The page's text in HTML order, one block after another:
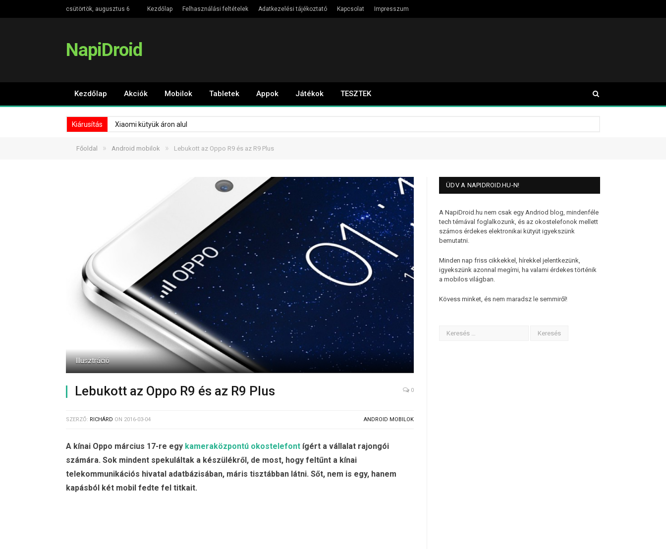
csütörtök, augusztus 6 Kezdőlap Felhasználási feltételek Adatkezelési tájékoztató Kapcsolat Impresszum
NapiDroid
Kezdőlap Akciók Mobilok Tabletek Appok Játékok TESZTEK
Kiárusítás Xiaomi kütyük áron alul
Főoldal » Android mobilok » Lebukott az Oppo R9 és az R9 Plus
Illusztráció
Lebukott az Oppo R9 és az R9 Plus 0
SZERZŐ: RICHÁRD ON 2016-03-04 ANDROID MOBILOK
A kínai Oppo március 17-re egy kameraközpontú okostelefont ígért a vállalat rajongói
számára. Sok mindent spekuláltak a készülékről, de most, hogy feltűnt a kínai
telekommunikációs hivatal adatbázisában, máris tisztábban látni. Sőt, nem is egy, hanem
kapásból két mobil fedte fel titkait.
ÜDV A NAPIDROID.HU-N!
A NapiDroid.hu nem csak egy Andriod blog, mindenféle
tech témával foglalkozunk, és az okostelefonok mellett
számos érdekes elektronikai kütyüt igyekszünk
bemutatni.
Minden nap friss cikkekkel, hírekkel jelentkezünk,
igyekszünk azonnal megírni, ha valami érdekes történik
a mobilos világban.
Kövess minket, és nem maradsz le semmiről!